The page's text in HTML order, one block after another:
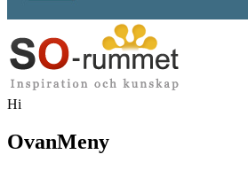
Hi
OvanMeny